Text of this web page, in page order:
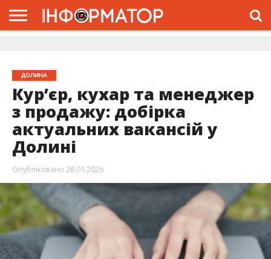
ДОЛИНА
Кур’єр, кухар та менеджер
з продажу: добірка
актуальних вакансій у
Долині
Опубліковано 28.01.2026